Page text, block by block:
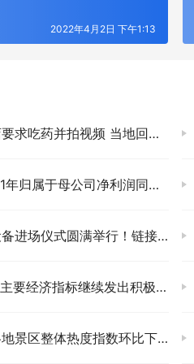
2022年4月2日 下午1:13
地回应：隔离酒店 不愿意吃可以签承诺书
母公司净利润同比下降173.27%
圆满举行！链接全球，共创未来！
经济指标继续发出积极信号
整体热度指数环比下降近50%